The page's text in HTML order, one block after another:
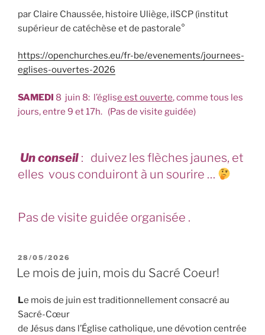
par Claire Chaussée, histoire Uliège, iISCP (institut
supérieur de catéchèse et de pastorale°
https://openchurches.eu/fr-be/evenements/journees-
eglises-ouvertes-2026
SAMEDI 8 juin 8: l’église est ouverte, comme tous les
jours, entre 9 et 17h. (Pas de visite guidée)
Un conseil : duivez les flèches jaunes, et
elles vous conduiront à un sourire …
Pas de visite guidée organisée .
PUBLIÉ
LE
28/05/2026
Le mois de juin, mois du Sacré Coeur!
Le mois de juin est traditionnellement consacré au
Sacré-Cœur
de Jésus dans l’Église catholique, une dévotion centrée